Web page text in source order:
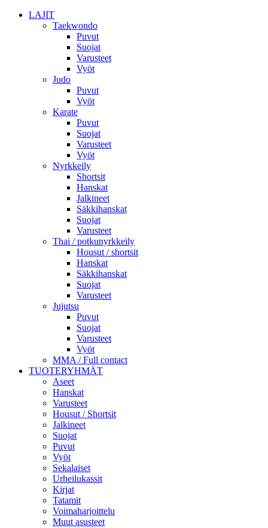
LAJIT
Taekwondo
Puvut
Suojat
Varusteet
Vyöt
Judo
Puvut
Vyöt
Karate
Puvut
Suojat
Varusteet
Vyöt
Nyrkkeily
Shortsit
Hanskat
Jalkineet
Säkkihanskat
Suojat
Varusteet
Thai / potkunyrkkeily
Housut / shortsit
Hanskat
Säkkihanskat
Suojat
Varusteet
Jujutsu
Puvut
Suojat
Varusteet
Vyöt
MMA / Full contact
TUOTERYHMÄT
Aseet
Hanskat
Varusteet
Housut / Shortsit
Jalkineet
Suojat
Puvut
Vyöt
Sekalaiset
Urheilukassit
Kirjat
Tatamit
Voimaharjoittelu
Muut asusteet